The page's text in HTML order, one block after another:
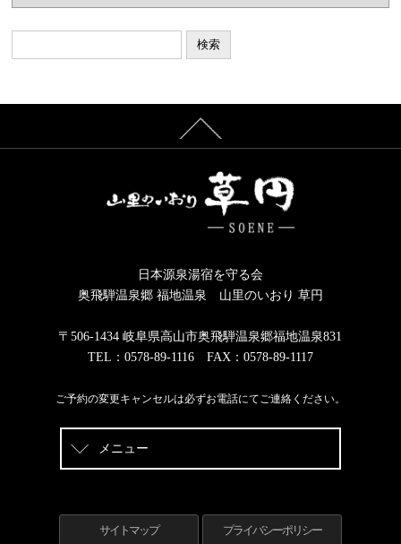
イ
日本源泉湯宿を守る会
奥飛騨温泉郷 福地温泉 山里のいおり 草円
〒506-1434 岐阜県高山市奥飛騨温泉郷福地温泉831
TEL：0578-89-1116 FAX：0578-89-1117
ご予約の変更キャンセルは必ずお電話にてご連絡ください。
メニュー
サイトマップ プライバシーポリシー